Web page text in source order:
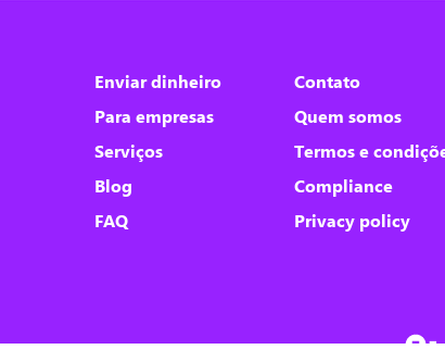
Enviar dinheiro
Para empresas
Serviços
Blog
FAQ
Contato
Quem somos
Termos e
Compliance
Privacy policy
experiência de usuário.
Consulte nossapolítica de cookies
para
Apenas necessários